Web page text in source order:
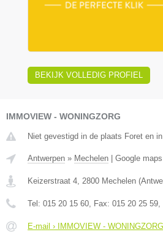
BEKIJK VOLLEDIG PROFIEL
IMMOVIEW - WONINGZORG
Niet gevestigd in de plaats Foret en
Antwerpen » Mechelen Google maps
Keizerstraat 4 2800 Mechelen (
Tel: 015 20 15 60 , Fax: 015 20 25 59
E-mail › IMMOVIEW - WONINGZORG